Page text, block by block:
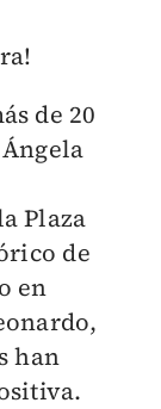
de 20
Plaza
de
en
han